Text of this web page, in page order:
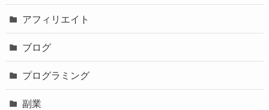
アフィリエイト
ブログ
プログラミング
副業